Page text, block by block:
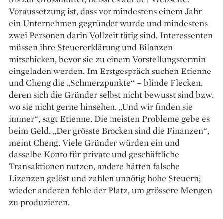
Voraussetzung ist, dass vor mindestens einem Jahr
ein Unternehmen gegründet wurde und mindestens
zwei Personen darin Vollzeit tätig sind. Interessenten
müssen ihre Steuererklärung und Bilanzen
mitschicken, bevor sie zu einem Vorstellungstermin
eingeladen werden. Im Erstgespräch suchen Etienne
und Cheng die „Schmerzpunkte“ – blinde Flecken,
deren sich die Gründer selbst nicht bewusst sind bzw.
wo sie nicht gerne hinsehen. „Und wir finden sie
immer“, sagt Etienne. Die meisten ­Probleme gebe es
beim Geld. „Der grösste Brocken sind die Finanzen“,
meint Cheng. Viele Gründer würden ein und
dasselbe Konto für private und geschäftliche
Transaktionen nutzen, andere hätten falsche
Lizenzen gelöst und zahlen unnötig hohe Steuern;
wieder anderen fehle der Platz, um grössere Mengen
zu produzieren.